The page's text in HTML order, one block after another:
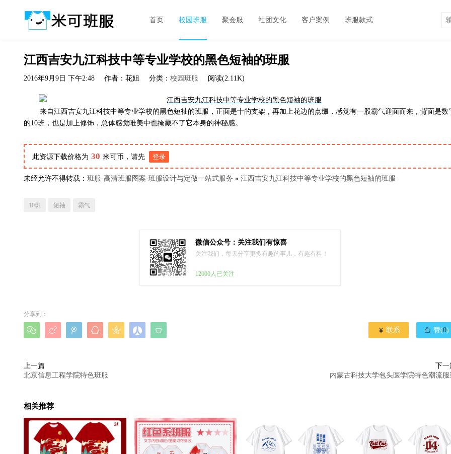
首页 校园班服 聚会服 社团文化 客户案例 班服款式
江西吉安九江科技中等专业学校的黑色短袖的班服
2016年9月9日 下午2:48 作者：花姐 分类： 校园班服 阅读(2.11K)
来自江西吉安九江科技中等专业学校的黑色短袖的班服，正面是十的支架，再加上花边的点缀，感觉有一股霸气迎面而来，背面是数
的10班，也是加上修饰，总体感觉唯美中也掩藏不了它本身的神秘感。
此资源下载价格为 30 米可币，请先 登录
未经允许不得转载： 班服-高清班服图案-班服设计与定做一站式服务 » 江西吉安九江科技中等专业学校的黑色短袖的班服
10班 短袖 霸气
微信公众号：关注我们有惊喜
关注我们，每天分享更多有趣的事儿，有趣有料！
12000人已关注
分享到：
        赞(0)
 联系
上一篇
北京信息工程学院特色班服
下一
内蒙古科技大学包头医学院特色潮流服
相关推荐